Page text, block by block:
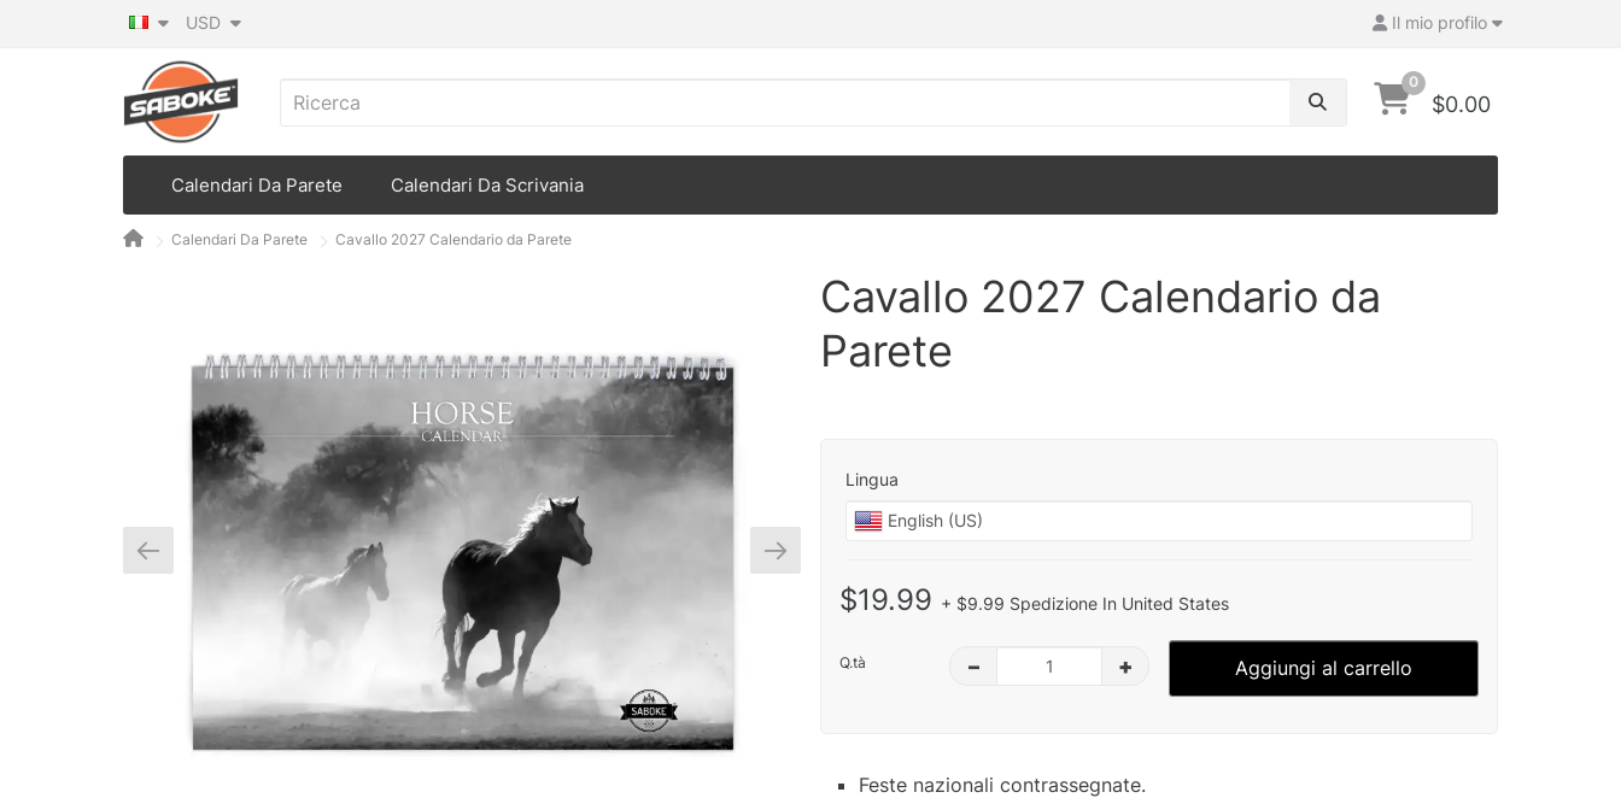
Il mio profilo
USD
0
$0.00
Calendari Da Parete Calendari Da Scrivania
Calendari Da Parete Cavallo 2027 Calendario da Parete
Cavallo 2027 Calendario da
Parete
Lingua
$19.99 + $9.99 Spedizione In United States
Q.tà – + Aggiungi al carrello
Feste nazionali contrassegnate.